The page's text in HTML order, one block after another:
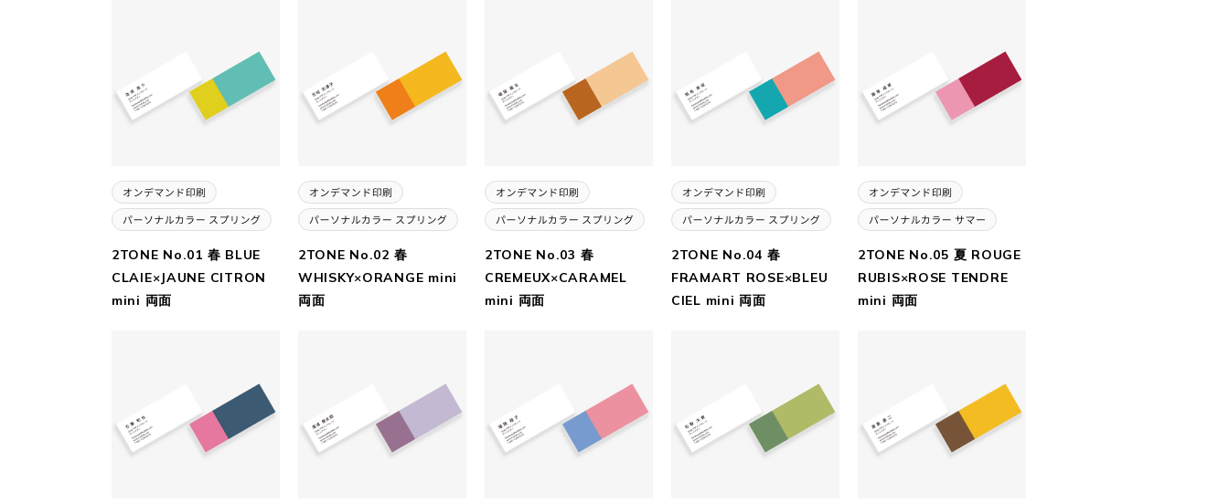
2TONE No.01 春 BLUE
CLAIE×JAUNE CITRON
mini 両面
2TONE No.02 春
WHISKY×ORANGE mini
両面
2TONE No.03 春
CREMEUX×CARAMEL
mini 両面
2TONE No.04 春
FRAMART ROSE×BLEU
CIEL mini 両面
2TONE No.05 夏 ROUGE
RUBIS×ROSE TENDRE
mini 両面